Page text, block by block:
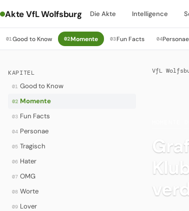
Akte VfL Wolfsburg Die Akte Intelligence
01Good to Know 02Momente 03Fun Facts 04Personae
KAPITEL
01 Good to Know
02 Momente
03 Fun Facts
04 Personae
05 Tragisch
06 Hater
07 OMG
08 Worte
09 Lover
VfL